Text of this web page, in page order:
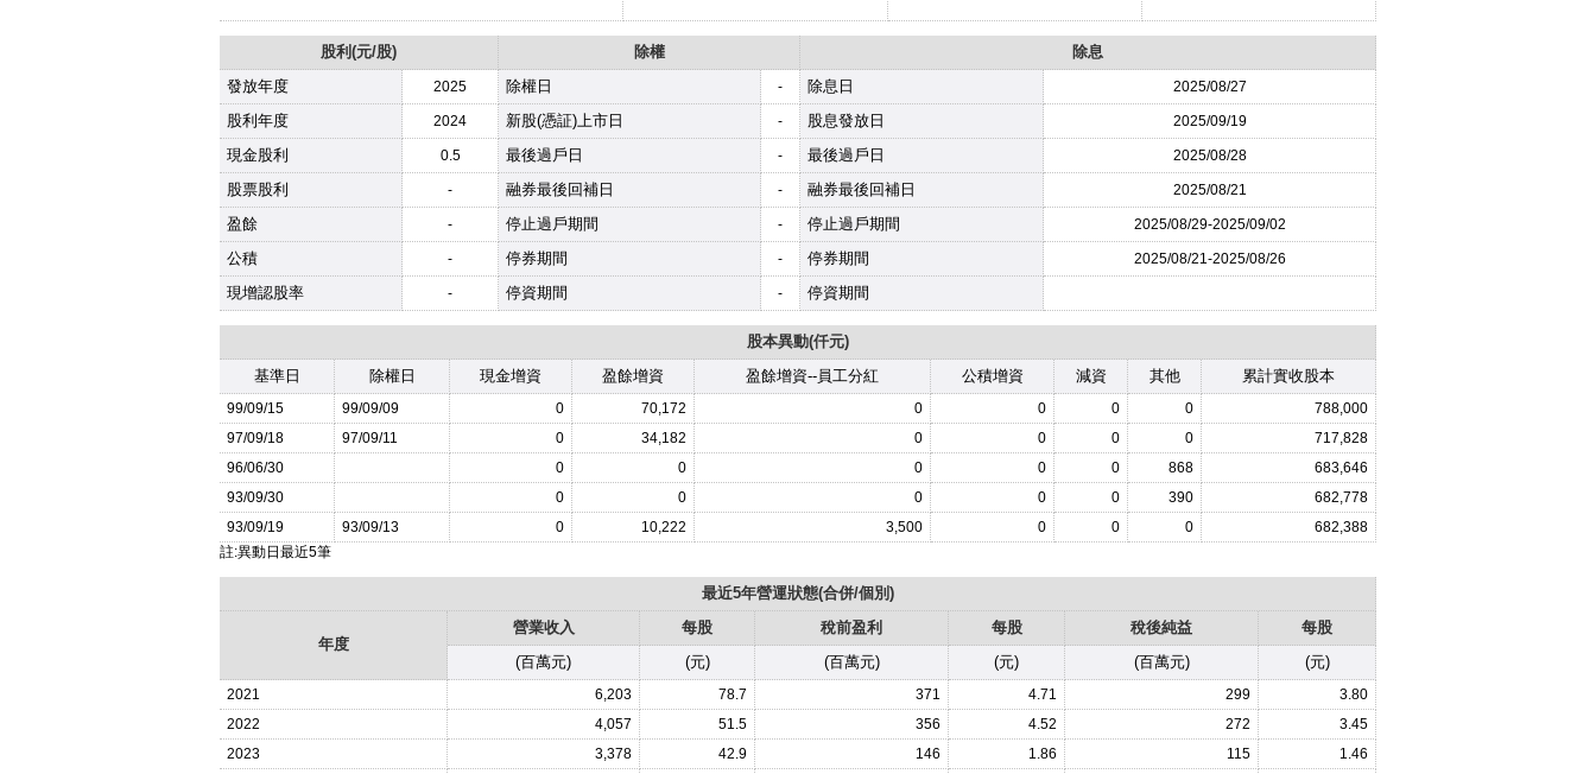
股利(元/股) 除權
除息
發放年度
2025 除權日 - 除息日 2025/08/27
股利年度 2024 新股(憑証)上市日 - 股息發放日 2025/09/19
現金股利 0.5 最後過戶日 - 最後過戶日 2025/08/28
股票股利 - 融券最後回補日 - 融券最後回補日 2025/08/21
盈餘 - 停止過戶期間 - 停止過戶期間 2025/08/29-2025/09/02
公積 - 停券期間 - 停券期間 2025/08/21-2025/08/26
現增認股率 - 停資期間 - 停資期間
股本異動(仟元)
基準日
除權日 現金增資 盈餘增資 盈餘增資--員工分紅 公積增資 減資 其他 累計實收股本
99/09/15 99/09/09 0 70,172 0 0 0 0
788,000
97/09/18
97/09/11 0 34,182 0 0 0 0
717,828
96/06/30
0 0 0 0 0 868
683,646
93/09/30
0 0 0 0 0 390
682,778
93/09/19
93/09/13 0 10,222 3,500 0 0 0
682,388
註:異動日最近5筆
最近5年營運狀態(合併/個別)
年度
營業收入 每股 稅前盈利 每股 稅後純益
每股
(百萬元)
(元) (百萬元) (元) (百萬元) (元)
2021 6,203 78.7 371 4.71 299
3.80
2022
4,057 51.5 356 4.52 272
3.45
2023
3,378 42.9 146 1.86 115
1.46